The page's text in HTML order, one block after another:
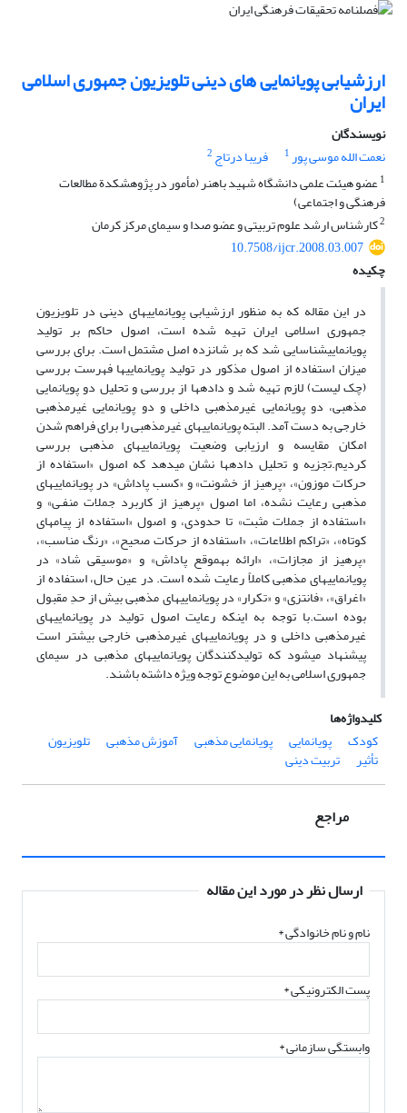
ارزشیابی پویانمایی های دینی تلویزیون جمهوری اسلامی
ایران
نویسندگان
نعمت الله موسی پور1 فریبا درتاج 2
1عضو هیئت علمی دانشگاه شهید باهنر (مأمور در پژوهشکدة مطالعات
فرهنگی و اجتماعی)
2کارشناس ارشد علوم تربیتی و عضو صدا و سیمای مرکز کرمان
10.7508/ijcr.2008.03.007
چکیده
در این مقاله که به منظور ارزشیابی پویانماییهای دینی در تلویزیون
جمهوری اسلامی ایران تهیه شده است، اصول حاکم بر تولید
پویانماییشناسایی شد که بر شانزده اصل مشتمل است. برای بررسی
میزان استفاده از اصول مذکور در تولید پویانماییها فهرست بررسی
(چک لیست) لازم تهیه شد و دادهها از بررسی و تحلیل دو پویانمایی
مذهبی، دو پویانمایی غیرمذهبی داخلی و دو پویانمایی غیرمذهبی
خارجی به دست آمد. البته پویانماییهای غیرمذهبی را برای فراهم شدن
امکان مقایسه و ارزیابی وضعیت پویانماییهای مذهبی بررسی
کردیم.تجزیه و تحلیل دادهها نشان میدهد که اصول «استفاده از
حرکات موزون»، «پرهیز از خشونت» و «کسب پاداش» در پویانماییهای
مذهبی رعایت نشده، اما اصول «پرهیز از کاربرد جملات منفـی» و
«استفاده از جملات مثبت» تا حدودی، و اصول «استفاده از پیامهای
کوتاه»، «تراکم اطلاعات»، «استفاده از حرکات صحیح»، «رنگ مناسب»،
«پرهیز از مجازات»، «ارائه بهموقع پاداش» و «موسیقی شاد» در
پویانماییهای مذهبی کاملاً رعایت شده است. در عین حال، استفاده از
«اغراق»، «فانتزی» و «تکرار» در پویانماییهای مذهبی بیش از حدِ مقبول
بوده است.با توجه به اینکه رعایت اصول تولید در پویانماییهای
غیرمذهبی داخلی و در پویانماییهای غیرمذهبی خارجی بیشتر است
پیشنهاد میشود که تولیدکنندگان پویانماییهای مذهبی در سیمای
جمهوری اسلامی به این موضوع توجه ویژه داشته باشند.
کلیدواژه‌ها
کودک
پویانمایی پویانمایی مذهبی آموزش مذهبی تلویزیون
تأثیر تربیت دینی
مراجع
ارسال نظر در مورد این مقاله
نام و نام خانوادگی*
پست الکترونیکی*
وابستگی سازمانی *